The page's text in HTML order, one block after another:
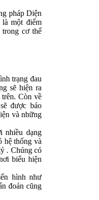
pháp Diện
một điểm
trong cơ thể
trạng đau
sẽ hiện ra
Còn về
được báo
và những
nhiều dạng
hệ thống và
. Chúng có
biểu hiện
hình như
đoán cũng